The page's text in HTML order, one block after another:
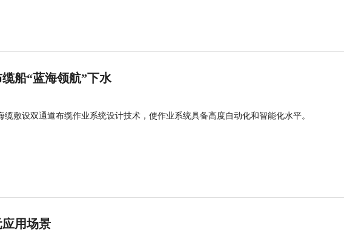
船“蓝海领航”下水
敷设双通道布缆作业系统设计技术，使作业系统具备高度自动化和智能化水平。
用场景